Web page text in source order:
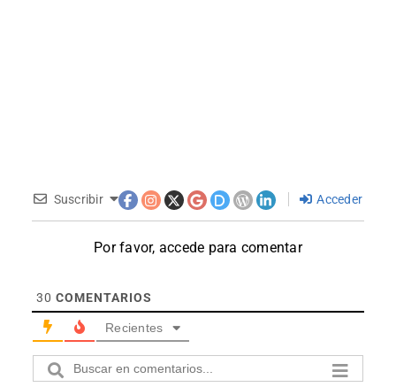
Suscribir Acceder
Por favor, accede para comentar
30 COMENTARIOS
Recientes